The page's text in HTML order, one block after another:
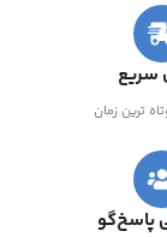
سریع
ترین زمان
پاسخ‌گو